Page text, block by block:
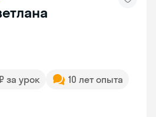
за урок
10 лет опыта